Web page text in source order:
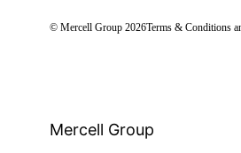
© Mercell Group 2026Terms & Conditions
Mercell Group